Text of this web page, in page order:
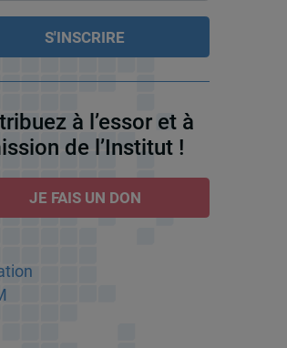
à l’essor et à
de l’Institut !
JE FAIS UN DON